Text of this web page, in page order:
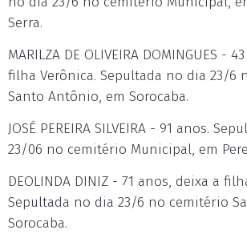
Serra.
MARILZA DE OLIVEIRA DOMINGUES -
filha Verônica. Sepultada no dia 23/6
Santo Antônio, em Sorocaba.
JOSÉ PEREIRA SILVEIRA - 91 anos.
23/06 no cemitério Municipal, em
DEOLINDA DINIZ - 71 anos, deixa a
Sepultada no dia 23/6 no cemitério
Sorocaba.